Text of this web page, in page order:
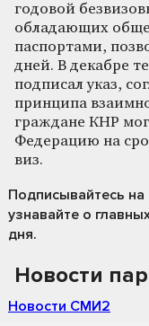
годовой
обладающих
паспортами,
дней. В декабре
подписал указ,
принципа
граждане КНР
Федерацию на
виз.
Подписывайтесь на
узнавайте о
дня.
Новости
Новости СМИ2